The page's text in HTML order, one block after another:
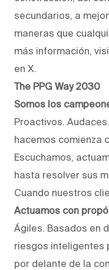
secundarios, a
maneras que
más información,
en X.
The PPG Way 2030
Somos los
Proactivos.
hacemos comienza
Escuchamos,
hasta resolver sus
Cuando nuestros
Actuamos con
Ágiles. Basados en
riesgos inteligentes
por delante de la